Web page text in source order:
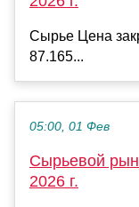
Сырье Цена
87.165...
05:00, 01 Фев
Сырьевой
2026 г.